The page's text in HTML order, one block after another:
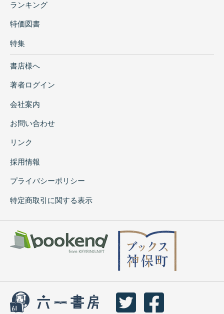
ランキング
特価図書
特集
書店様へ
著者ログイン
会社案内
お問い合わせ
リンク
採用情報
プライバシーポリシー
特定商取引に関する表示